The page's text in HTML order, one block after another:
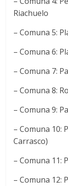
Riachuelo
– Comuna 5:
– Comuna 6:
– Comuna 7:
– Comuna 8:
– Comuna 9:
– Comuna 10:
Carrasco)
– Comuna 11:
– Comuna 12: